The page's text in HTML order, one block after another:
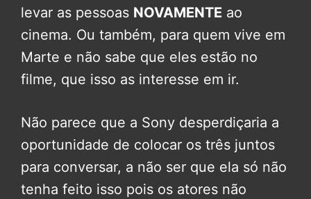
levar as pessoas NOVAMENTE ao
cinema. Ou também, para quem vive em
Marte e não sabe que eles estão no
filme, que isso as interesse em ir.
Não parece que a Sony desperdiçaria a
oportunidade de colocar os três juntos
para conversar, a não ser que ela só não
tenha feito isso pois os atores não